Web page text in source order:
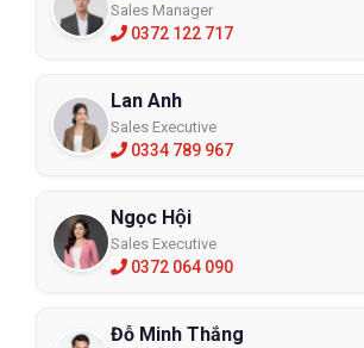
Sales Manager
0372 122 717
Lan Anh
Sales Executive
0334 789 967
Ngọc Hội
Sales Executive
0372 064 090
Đỗ Minh Thắng